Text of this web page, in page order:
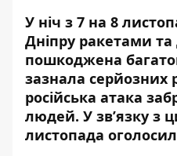
У ніч з 7 на 8
Дніпру ракетами
пошкоджена
зазнала серйозних
російська атака
людей. У зв’язку з
листопада